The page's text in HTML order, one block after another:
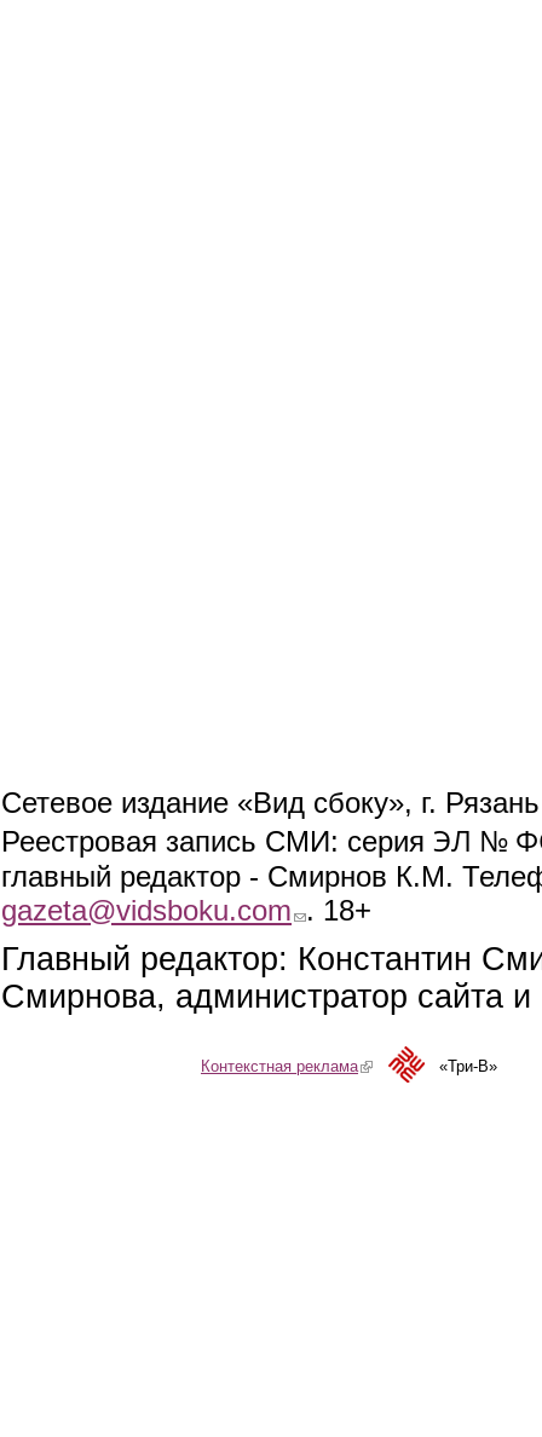
Сетевое издание «Вид сбоку», г.
Реестровая запись СМИ: серия ЭЛ №
главный редактор - Смирнов К.М.
gazeta@vidsboku.com (link sends e-mail)
. 18+
Главный редактор: Константин
Смирнова, администратор сайта
Контекстная реклама(link is external)«Три-В»